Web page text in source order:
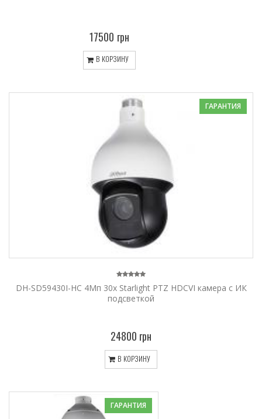
17500 грн
В КОРЗИНУ
ГАРАНТИЯ
DH-SD59430I-HC 4Mп 30x Starlight PTZ HDCVI камера с ИК
подсветкой
24800 грн
В КОРЗИНУ
ГАРАНТИЯ